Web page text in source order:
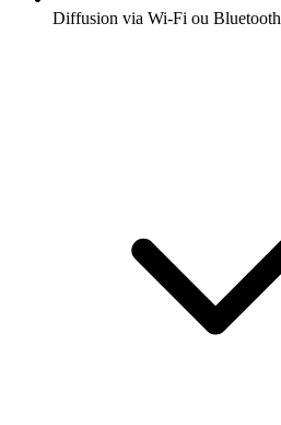
Diffusion via Wi-Fi ou Bluetooth